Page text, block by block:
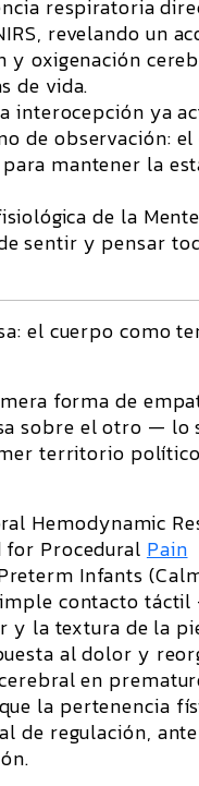
respiratoria
revelando un
y oxigenación
de vida.
interocepción ya
de observación:
mantener la
de la Mente
sentir y pensar
el cuerpo como
forma de
sobre el otro — lo
territorio
Hemodynamic
for Procedural Pain
Infants
contacto
y la textura de la
al dolor y
en
la pertenencia
de regulación,